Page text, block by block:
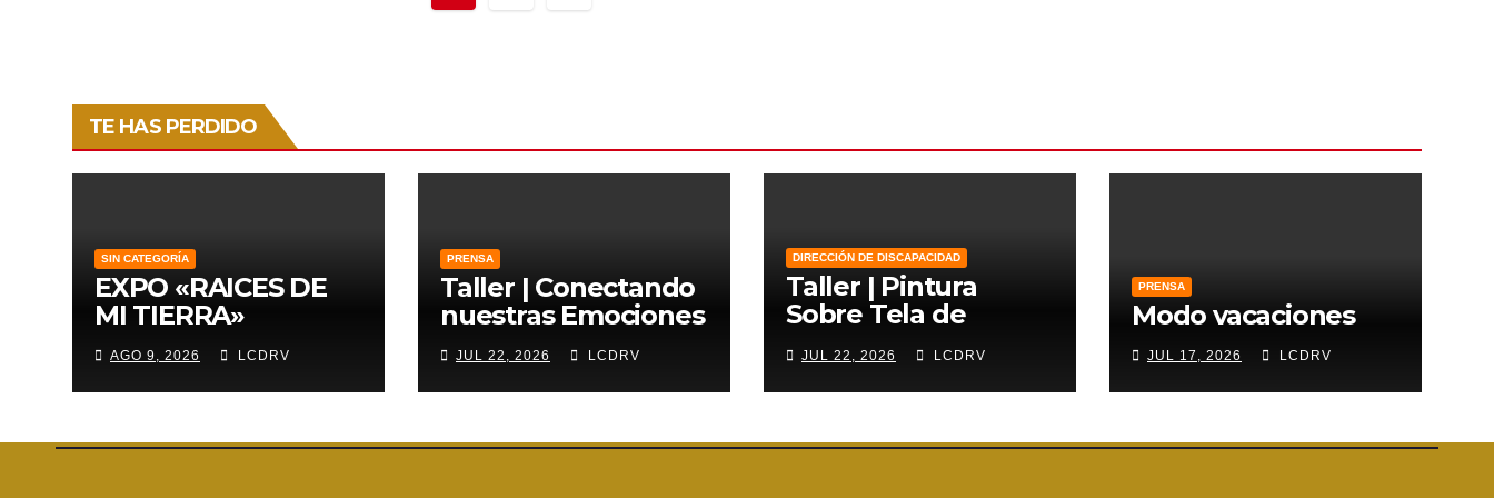
TE HAS PERDIDO
SIN CATEGORÍA
EXPO «RAICES DE
MI TIERRA»
AGO 9, 2026 LCDRV
PRENSA
Taller | Conectando
nuestras Emociones
JUL 22, 2026 LCDRV
DIRECCIÓN DE DISCAPACIDAD
Taller | Pintura
Sobre Tela de
Lienzo
JUL 22, 2026 LCDRV
PRENSA
Modo vacaciones
JUL 17, 2026 LCDRV